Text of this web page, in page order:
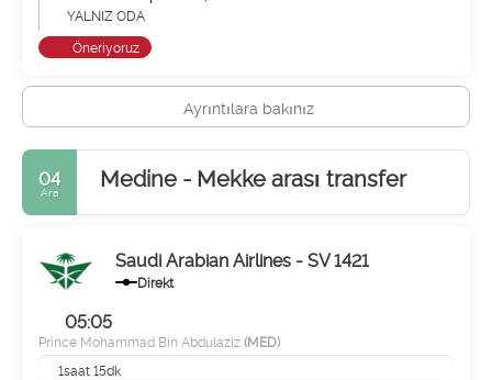
YALNIZ ODA
Öneriyoruz
Ayrıntılara bakınız
04
Ara Medine - Mekke arası transfer
Saudi Arabian Airlines - SV 1421
Direkt
05:05
Prince Mohammad Bin Abdulaziz(MED)
1saat 15dk